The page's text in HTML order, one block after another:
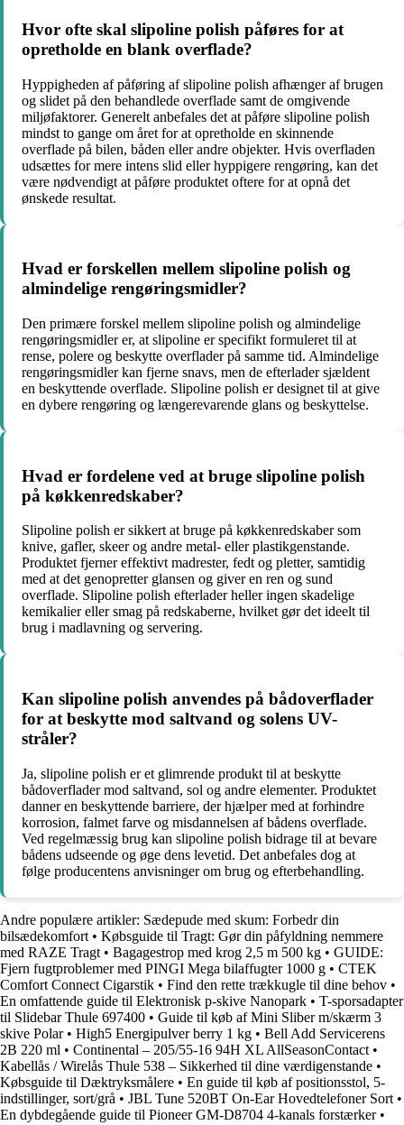
Hvor ofte skal slipoline polish påføres for at
opretholde en blank overflade?
Hyppigheden af påføring af slipoline polish afhænger af brugen
og slidet på den behandlede overflade samt de omgivende
miljøfaktorer. Generelt anbefales det at påføre slipoline polish
mindst to gange om året for at opretholde en skinnende
overflade på bilen, båden eller andre objekter. Hvis overfladen
udsættes for mere intens slid eller hyppigere rengøring, kan det
være nødvendigt at påføre produktet oftere for at opnå det
ønskede resultat.
Hvad er forskellen mellem slipoline polish og
almindelige rengøringsmidler?
Den primære forskel mellem slipoline polish og almindelige
rengøringsmidler er, at slipoline er specifikt formuleret til at
rense, polere og beskytte overflader på samme tid. Almindelige
rengøringsmidler kan fjerne snavs, men de efterlader sjældent
en beskyttende overflade. Slipoline polish er designet til at give
en dybere rengøring og længerevarende glans og beskyttelse.
Hvad er fordelene ved at bruge slipoline polish
på køkkenredskaber?
Slipoline polish er sikkert at bruge på køkkenredskaber som
knive, gafler, skeer og andre metal- eller plastikgenstande.
Produktet fjerner effektivt madrester, fedt og pletter, samtidig
med at det genopretter glansen og giver en ren og sund
overflade. Slipoline polish efterlader heller ingen skadelige
kemikalier eller smag på redskaberne, hvilket gør det ideelt til
brug i madlavning og servering.
Kan slipoline polish anvendes på bådoverflader
for at beskytte mod saltvand og solens UV-
stråler?
Ja, slipoline polish er et glimrende produkt til at beskytte
bådoverflader mod saltvand, sol og andre elementer. Produktet
danner en beskyttende barriere, der hjælper med at forhindre
korrosion, falmet farve og misdannelsen af bådens overflade.
Ved regelmæssig brug kan slipoline polish bidrage til at bevare
bådens udseende og øge dens levetid. Det anbefales dog at
følge producentens anvisninger om brug og efterbehandling.
Andre populære artikler: Sædepude med skum: Forbedr din
bilsædekomfort • Købsguide til Tragt: Gør din påfyldning nemmere
med RAZE Tragt • Bagagestrop med krog 2,5 m 500 kg • GUIDE:
Fjern fugtproblemer med PINGI Mega bilaffugter 1000 g • CTEK
Comfort Connect Cigarstik • Find den rette trækkugle til dine behov •
En omfattende guide til Elektronisk p-skive Nanopark • T-sporsadapter
til Slidebar Thule 697400 • Guide til køb af Mini Sliber m/skærm 3
skive Polar• High5 Energipulver berry 1 kg • Bell Add Servicerens
2B 220 ml • Continental – 205/55-16 94H XL AllSeasonContact •
Kabellås / Wirelås Thule 538 – Sikkerhed til dine værdigenstande •
Købsguide til Dæktryksmålere • En guide til køb af positionsstol, 5-
indstillinger, sort/grå • JBL Tune 520BT On-Ear Hovedtelefoner Sort •
En dybdegående guide til Pioneer GM-D8704 4-kanals forstærker•